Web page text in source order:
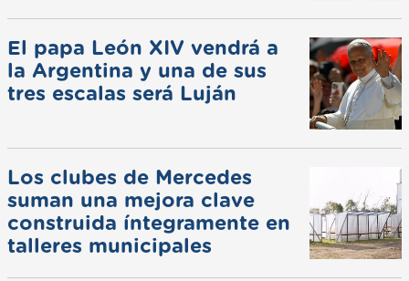
El papa León XIV vendrá a
la Argentina y una de sus
tres escalas será Luján
Los clubes de Mercedes
suman una mejora clave
construida íntegramente en
talleres municipales